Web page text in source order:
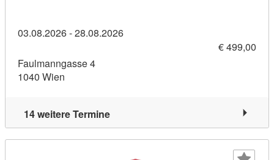
03.08.2026 - 28.08.2026
€ 499,00
Faulmanngasse 4
1040 Wien
14 weitere Termine